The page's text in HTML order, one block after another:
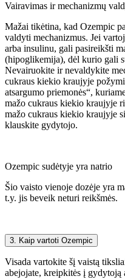
Vairavimas ir mechanizmų
Mažai tikėtina, kad Ozempic
valdyti mechanizmus. Jei
arba insulinu, gali pasireikšti
(hipoglikemija), dėl kurio gali
Nevairuokite ir nevaldykite
cukraus kiekio kraujyje
atsargumo priemonės“,
mažo cukraus kiekio kraujyje
mažo cukraus kiekio kraujyje
klauskite gydytojo.
Ozempic sudėtyje yra natrio
Šio vaisto vienoje dozėje yra
t.y. jis beveik neturi reikšmės.
3. Kaip vartoti Ozempic
Visada vartokite šį vaistą
abejojate, kreipkitės į gydytoją